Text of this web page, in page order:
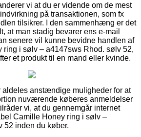
vi at du er vidende om de mest
på transaktionen, som fx
tilsikrer. I den sammenhæng er det
at man stadig bevarer ens e-mail
senere vil kunne bevidne handlen af
ring i sølv – a4147sws Rhod. sølv 52,
et produkt til en mand eller kvinde.
aldeles anstændige muligheder for at
nuværende køberes anmeldelser
vi, at du gennemgår internet
Camille Honey ring i sølv –
52 inden du køber.